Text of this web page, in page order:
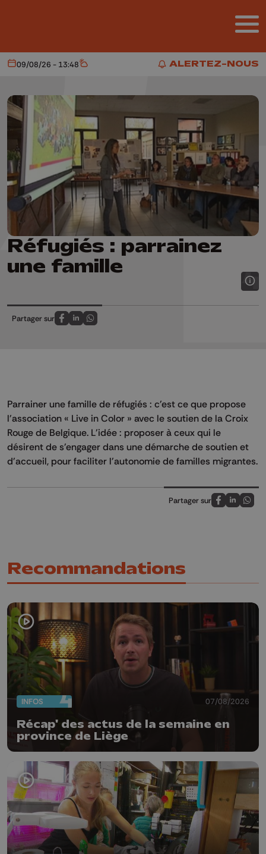
ALERTEZ-NOUS
ALERTEZ-NOUS
Aujourd'hui
09/08/26 - 13:48 Météo
Réfugiés : parrainez
une famille
Partager sur
Partagez sur FaceBook
Partagez sur LinkedIn
Partagez sur Whatsapp
Parrainer une famille de réfugiés : c'est ce que propose
l'association « Live in Color » avec le soutien de la Croix
Rouge de Belgique. L'idée : proposer à ceux qui le
désirent de s'engager dans une démarche de soutien et
d'accueil, pour faciliter l'autonomie de familles migrantes.
Partager sur
Partagez sur
Partagez
Recommandations
INFOS 07/08/2026
Récap' des actus de la semaine en
province de Liège